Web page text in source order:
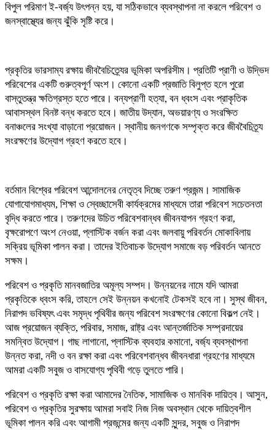
বিপুল পরিমাণ ই-বর্জ্য উৎপন্ন হয়, যা সঠিকভাবে ব্যবস্থাপনা না করলে পরিবেশ ও
জনস্বাস্থ্যের জন্য ঝুঁকি সৃষ্টি করে।
প্রকৃতির ভারসাম্য রক্ষায় জীববৈচিত্র্যের ভূমিকা অপরিসীম। প্রতিটি প্রাণী ও উদ্ভিদ
পরিবেশের একটি গুরুত্বপূর্ণ অংশ। কোনো একটি প্রজাতি বিলুপ্ত হলে পুরো
বাস্তুতন্ত্র ক্ষতিগ্রস্ত হতে পারে। বন্যপ্রাণী হত্যা, বন ধ্বংস এবং প্রাকৃতিক
আবাসস্থল বিনষ্ট বন্ধ করতে হবে। জাতীয় উদ্যান, অভয়ারণ্য ও সংরক্ষিত
বনাঞ্চলের সংখ্যা বাড়ানো প্রয়োজন। স্থানীয় জনগণকে সম্পৃক্ত করে জীববৈচিত্র্য
সংরক্ষণের উদ্যোগ গ্রহণ করতে হবে।
বর্তমান বিশ্বের পরিবেশ আন্দোলনের নেতৃত্ব দিচ্ছে তরুণ প্রজন্ম। সামাজিক
যোগাযোগমাধ্যম, শিক্ষা ও স্বেচ্ছাসেবী কার্যক্রমের মাধ্যমে তারা পরিবেশ সচেতনতা
বৃদ্ধি করতে পারে। তরুণদের উচিত পরিবেশবান্ধব জীবনযাপন গ্রহণ করা,
বৃক্ষরোপণে অংশ নেওয়া, প্লাস্টিক বর্জন করা এবং জলবায়ু পরিবর্তন মোকাবিলায়
সক্রিয় ভূমিকা পালন করা। তাদের ইতিবাচক উদ্যোগ সমাজে বড় পরিবর্তন আনতে
সক্ষম।
পরিবেশ ও প্রকৃতি মানবজাতির অমূল্য সম্পদ। উন্নয়নের নামে যদি আমরা
প্রকৃতিকে ধ্বংস করি, তাহলে সেই উন্নয়ন কখনোই টেকসই হবে না। সুস্থ জীবন,
নিরাপদ ভবিষ্যৎ এবং সমৃদ্ধ পৃথিবীর জন্য পরিবেশ সংরক্ষণের কোনো বিকল্প নেই।
আজ প্রয়োজন ব্যক্তি, পরিবার, সমাজ, রাষ্ট্র এবং আন্তর্জাতিক সম্প্রদায়ের
সমন্বিত উদ্যোগ। গাছ লাগানো, প্লাস্টিক ব্যবহার কমানো, বর্জ্য ব্যবস্থাপনা
উন্নত করা, নদী ও বন রক্ষা করা এবং পরিবেশবান্ধব জীবনধারা গ্রহণের মাধ্যমে
আমরা একটি সবুজ ও বাসযোগ্য পৃথিবী গড়ে তুলতে পারি।
পরিবেশ ও প্রকৃতি রক্ষা করা আমাদের নৈতিক, সামাজিক ও মানবিক দায়িত্ব। আসুন,
পরিবেশ ও প্রকৃতির সুরক্ষায় আমরা সবাই নিজ নিজ অবস্থান থেকে দায়িত্বশীল
ভূমিকা পালন করি এবং আগামী প্রজন্মের জন্য একটি সুন্দর, সবুজ ও নিরাপদ